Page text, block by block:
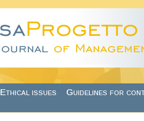
Ethical issues Guidelines for